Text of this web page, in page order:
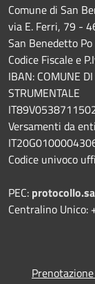
Comune di San
via E. Ferri, 79 -
San Benedetto Po
Codice Fiscale e
IBAN: COMUNE
STRUMENTALE
Versamenti da
Codice univoco
PEC:
Centralino Unico: